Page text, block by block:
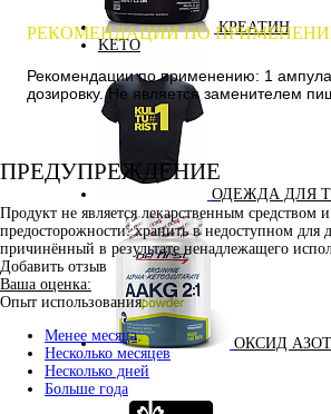
КРЕАТИН
KETO
ОДЕЖДА ДЛЯ
ОКСИД
РЕКОМЕНДАЦИИ ПО
Рекомендации по применению: 1
дозировку. Не является заменителем
ПРЕДУПРЕЖДЕНИЕ
Продукт не является лекарственным
предосторожности: хранить в недоступном для
причинённый в результате ненадлежащего
Добавить отзыв
Ваша оценка:
Опыт использования:
Менее месяца
Несколько месяцев
Несколько дней
Больше года